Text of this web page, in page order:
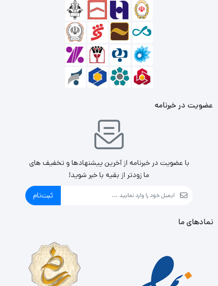
امکان انعطاف‌پذیری و تغییرات آسان در داخل کیس کامپیوتر
کردن یا تعویض تجهیزات به راحتی.
دارای قابلیت‌های سازگاری با انواع مادربرد، کارت گرافیک و دیگر
تجهیزات رایج در بازار.
عضویت در خبرنامه
با عضویت در خبرنامه از آخرین پیشنهادها و تخفیف های
ما زودتر از بقیه با خبر شوید!
ثبت‌نام
نمادهای ما